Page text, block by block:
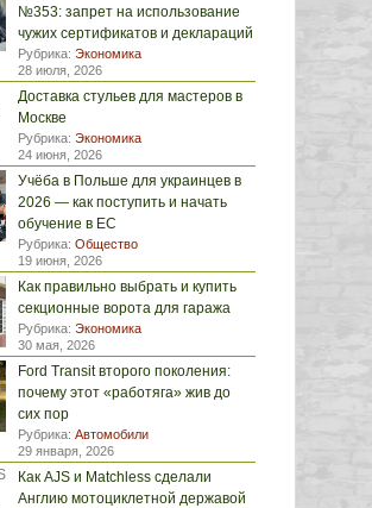
№353: запрет на использование
чужих сертификатов и деклараций
Рубрика: Экономика
28 июля, 2026
Доставка стульев для мастеров в
Москве
Рубрика: Экономика
24 июня, 2026
Учёба в Польше для украинцев в
2026 — как поступить и начать
обучение в ЕС
Рубрика: Общество
19 июня, 2026
Как правильно выбрать и купить
секционные ворота для гаража
Рубрика: Экономика
30 мая, 2026
Ford Transit второго поколения:
почему этот «работяга» жив до
сих пор
Рубрика: Автомобили
29 января, 2026
Как AJS и Matchless сделали
Англию мотоциклетной державой